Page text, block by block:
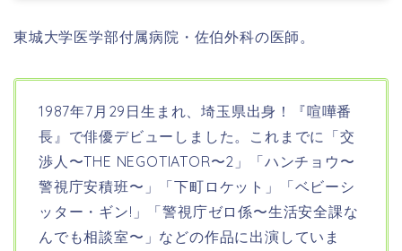
東城大学医学部付属病院・佐伯外科の医師。
1987年7月29日生まれ、埼玉県出身！ 『喧嘩番
長 』で俳優デビューしました。これまでに「交
渉人〜THE NEGOTIATOR〜2」「ハンチョウ〜
警視庁安積班〜」「下町ロケット」「ベビーシ
ッター・ギン!」「警視庁ゼロ係〜生活安全課な
んでも相談室〜」などの作品に出演していま